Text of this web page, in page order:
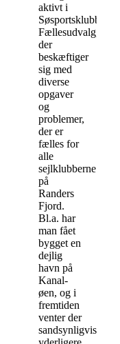
aktivt i
Søsportsklubbernes
Fællesudvalg,
der
beskæftiger
sig med
diverse
opgaver
og
problemer,
der er
fælles for
alle
sejlklubberne
på
Randers
Fjord.
Bl.a. har
man fået
bygget en
dejlig
havn på
Kanal-
øen, og i
fremtiden
venter der
sandsynligvis